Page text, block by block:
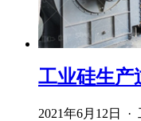
工业硅生产
2021年6月12日 ·